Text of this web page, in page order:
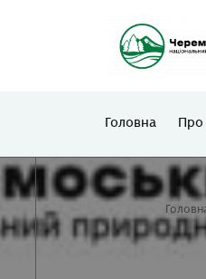
Головна Про